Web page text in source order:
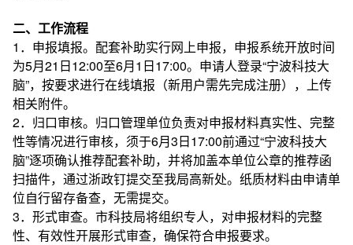
二、工作流程
1．申报填报。配套补助实行网上申报，申报系统开放时间
为5月21日12:00至6月1日17:00。申请人登录“宁波科技大
脑”，按要求进行在线填报（新用户需先完成注册），上传
相关附件。
2．归口审核。归口管理单位负责对申报材料真实性、完整
性等情况进行审核，须于6月3日17:00前通过“宁波科技大
脑”逐项确认推荐配套补助，并将加盖本单位公章的推荐函
扫描件，通过浙政钉提交至我局高新处。纸质材料由申请单
位自行留存备查，无需提交。
3．形式审查。市科技局将组织专人，对申报材料的完整
性、有效性开展形式审查，确保符合申报要求。